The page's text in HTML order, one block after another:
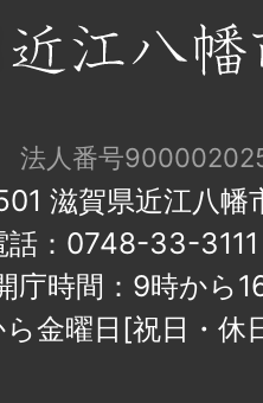
法人番号
滋賀県近江八幡
話：0748-33-
庁時間：9時から
金曜日[祝日・